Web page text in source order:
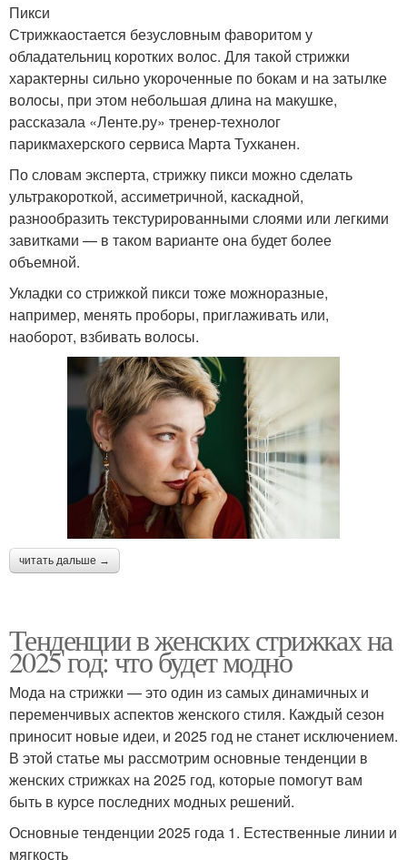
Пикси
Стрижкаостается безусловным фаворитом у
обладательниц коротких волос. Для такой стрижки
характерны сильно укороченные по бокам и на затылке
волосы, при этом небольшая длина на макушке,
рассказала «Ленте.ру» тренер-технолог
парикмахерского сервиса Марта Тухканен.
По словам эксперта, стрижку пикси можно сделать
ультракороткой, ассиметричной, каскадной,
разнообразить текстурированными слоями или легкими
завитками — в таком варианте она будет более
объемной.
Укладки со стрижкой пикси тоже можноразные,
например, менять проборы, приглаживать или,
наоборот, взбивать волосы.
читать дальше →
Тенденции в женских стрижках на
2025 год: что будет модно
Мода на стрижки — это один из самых динамичных и
переменчивых аспектов женского стиля. Каждый сезон
приносит новые идеи, и 2025 год не станет исключением.
В этой статье мы рассмотрим основные тенденции в
женских стрижках на 2025 год, которые помогут вам
быть в курсе последних модных решений.
Основные тенденции 2025 года 1. Естественные линии и
мягкость